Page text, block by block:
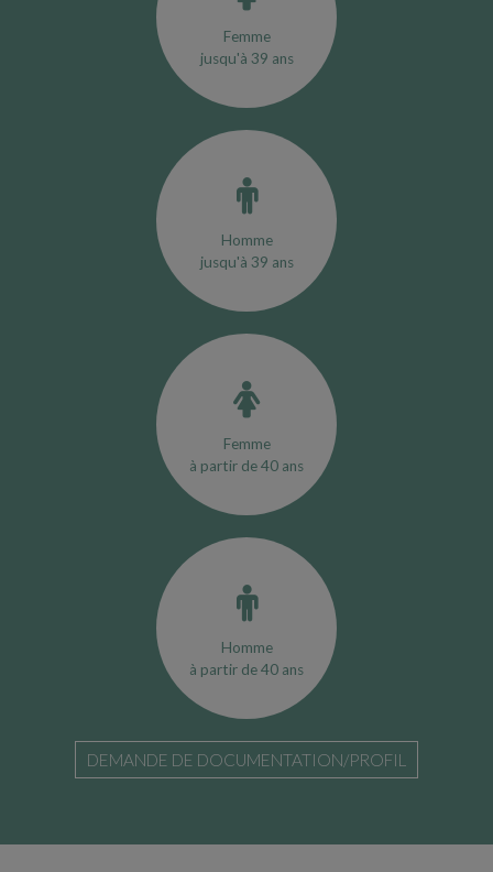
Femme
jusqu'à 39 ans
Homme
jusqu'à 39 ans
Femme
à partir de 40 ans
Homme
à partir de 40 ans
DEMANDE DE DOCUMENTATION/PROFIL